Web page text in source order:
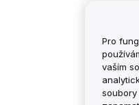
Pro
vaším
soubory